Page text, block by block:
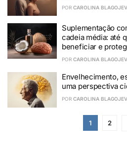
POR CAROLINA
Suplementação
cadeia média: até
beneficiar e
POR CAROLINA
Envelhecimento,
uma perspectiva
POR CAROLINA
1 2